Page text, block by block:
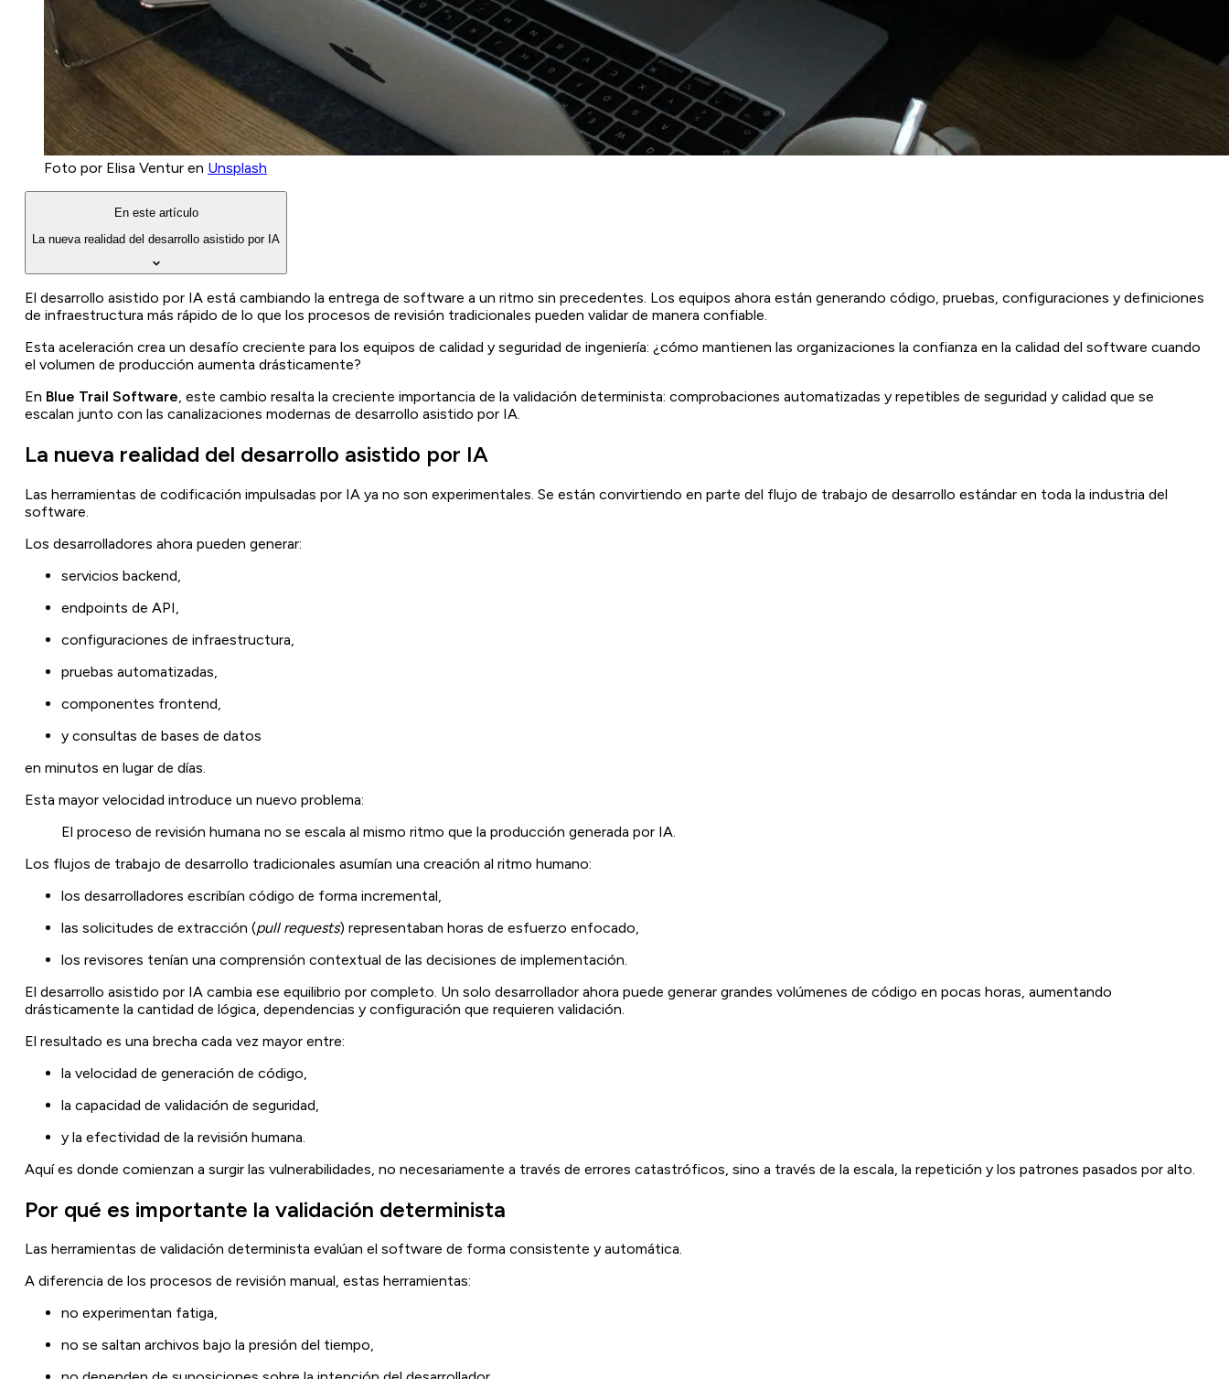
Foto por Elisa Ventur en Unsplash
En este artículo
La nueva realidad del desarrollo asistido por IA
El desarrollo asistido por IA está cambiando la entrega de software a un ritmo sin precedentes. Los equipos ahora están generando código, pruebas, configuraciones y definiciones
de infraestructura más rápido de lo que los procesos de revisión tradicionales pueden validar de manera confiable.
Esta aceleración crea un desafío creciente para los equipos de calidad y seguridad de ingeniería: ¿cómo mantienen las organizaciones la confianza en la calidad del software cuando
el volumen de producción aumenta drásticamente?
En Blue Trail Software, este cambio resalta la creciente importancia de la validación determinista: comprobaciones automatizadas y repetibles de seguridad y calidad que se
escalan junto con las canalizaciones modernas de desarrollo asistido por IA.
La nueva realidad del desarrollo asistido por IA
Las herramientas de codificación impulsadas por IA ya no son experimentales. Se están convirtiendo en parte del flujo de trabajo de desarrollo estándar en toda la industria del
software.
Los desarrolladores ahora pueden generar:
servicios backend,
endpoints de API,
configuraciones de infraestructura,
pruebas automatizadas,
componentes frontend,
y consultas de bases de datos
en minutos en lugar de días.
Esta mayor velocidad introduce un nuevo problema:
El proceso de revisión humana no se escala al mismo ritmo que la producción generada por IA.
Los flujos de trabajo de desarrollo tradicionales asumían una creación al ritmo humano:
los desarrolladores escribían código de forma incremental,
las solicitudes de extracción (pull requests) representaban horas de esfuerzo enfocado,
los revisores tenían una comprensión contextual de las decisiones de implementación.
El desarrollo asistido por IA cambia ese equilibrio por completo. Un solo desarrollador ahora puede generar grandes volúmenes de código en pocas horas, aumentando
drásticamente la cantidad de lógica, dependencias y configuración que requieren validación.
El resultado es una brecha cada vez mayor entre:
la velocidad de generación de código,
la capacidad de validación de seguridad,
y la efectividad de la revisión humana.
Aquí es donde comienzan a surgir las vulnerabilidades, no necesariamente a través de errores catastróficos, sino a través de la escala, la repetición y los patrones pasados por alto.
Por qué es importante la validación determinista
Las herramientas de validación determinista evalúan el software de forma consistente y automática.
A diferencia de los procesos de revisión manual, estas herramientas:
no experimentan fatiga,
no se saltan archivos bajo la presión del tiempo,